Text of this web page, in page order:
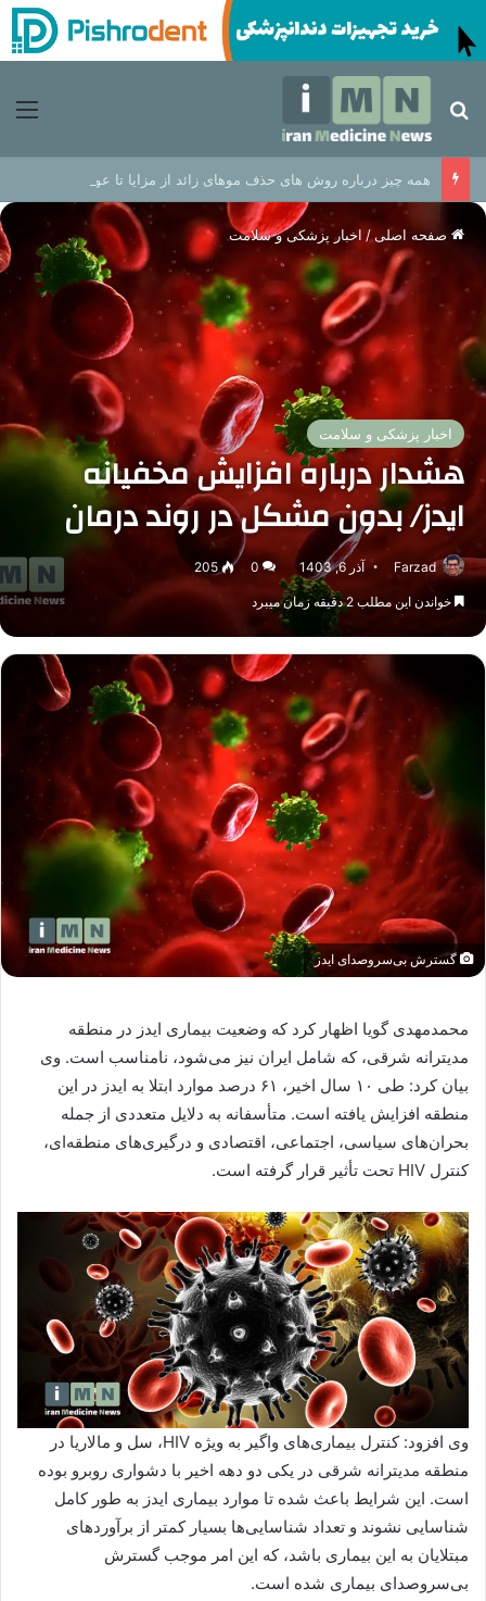
جستجو برای
همه چیز درباره روش های حذف موهای زائد از مزایا تا عوارض
صفحه اصلی/ اخبار پزشکی و سلامت
اخبار پزشکی و سلامت
هشدار درباره افزایش مخفیانه
ایدز/ بدون مشکل در روند درمان
Farzad آذر 6, 1403 0
205
خواندن این مطلب 2 دقیقه زمان میبرد
گسترش بی‌سروصدای ایدز
محمدمهدی گویا اظهار کرد که وضعیت بیماری ایدز در منطقه
مدیترانه شرقی، که شامل ایران نیز می‌شود، نامناسب است. وی
بیان کرد: طی ۱۰ سال اخیر، ۶۱ درصد موارد ابتلا به ایدز در این
منطقه افزایش یافته است. متأسفانه به دلایل متعددی از جمله
بحران‌های سیاسی، اجتماعی، اقتصادی و درگیری‌های منطقه‌ای،
کنترل HIV تحت تأثیر قرار گرفته است.
وی افزود: کنترل بیماری‌های واگیر به ویژه HIV، سل و مالاریا در
منطقه مدیترانه شرقی در یکی دو دهه اخیر با دشواری روبرو بوده
است. این شرایط باعث شده تا موارد بیماری ایدز به طور کامل
شناسایی نشوند و تعداد شناسایی‌ها بسیار کمتر از برآوردهای
مبتلایان به این بیماری باشد، که این امر موجب گسترش
بی‌سروصدای بیماری شده است.